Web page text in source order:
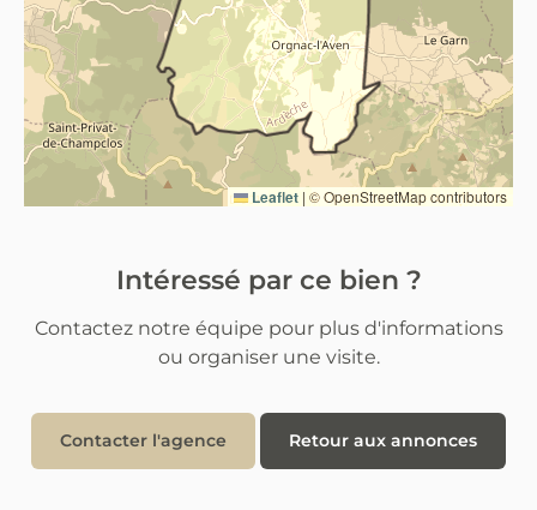
Leaflet | © OpenStreetMap contributors
Intéressé par ce bien ?
Contactez notre équipe pour plus d'informations
ou organiser une visite.
Contacter l'agence Retour aux annonces